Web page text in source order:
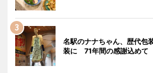
名駅のナナちゃん、歴代包
装に 71年間の感謝込めて